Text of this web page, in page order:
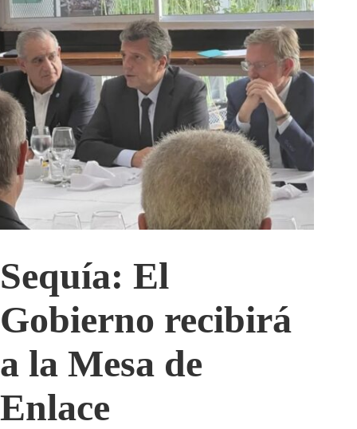
Sequía: El
Gobierno recibirá
a la Mesa de
Enlace